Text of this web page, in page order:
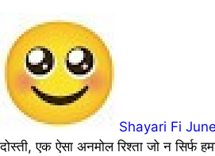
Shayari Fi
दोस्ती, एक ऐसा अनमोल रिश्ता जो न